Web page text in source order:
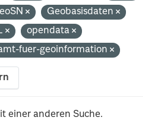
Geobasisdaten
opendata
fuer-geoinformation
einer anderen Suche.